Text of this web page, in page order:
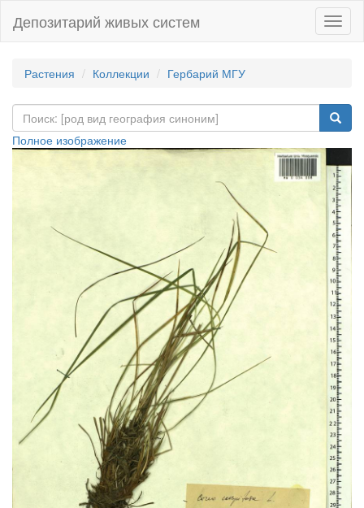
Депозитарий живых систем
Растения Коллекции Гербарий МГУ
Полное изображение